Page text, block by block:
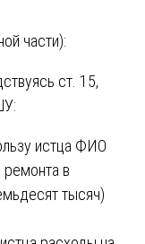
части):
ст. 15,
истца ФИО
ремонта в
тысяч)